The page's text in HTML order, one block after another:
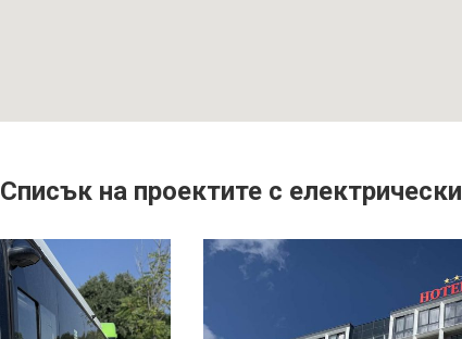
Списък на проектите с